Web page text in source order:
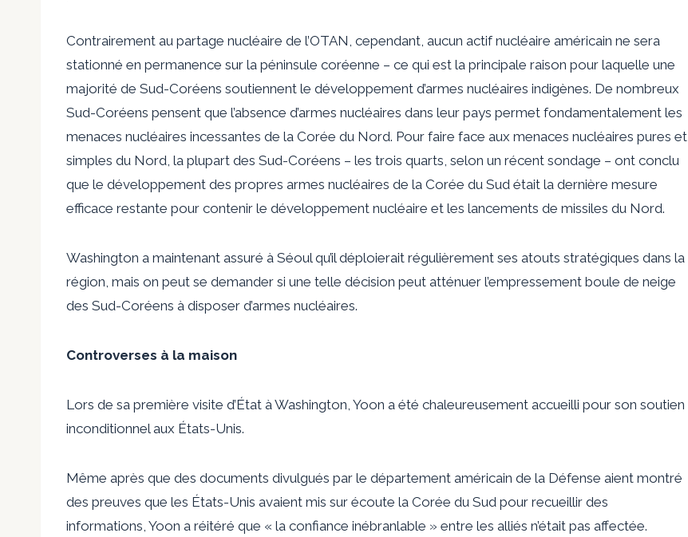
Contrairement au partage nucléaire de l’OTAN, cependant, aucun actif nucléaire américain ne sera
stationné en permanence sur la péninsule coréenne – ce qui est la principale raison pour laquelle une
majorité de Sud-Coréens soutiennent le développement d’armes nucléaires indigènes. De nombreux
Sud-Coréens pensent que l’absence d’armes nucléaires dans leur pays permet fondamentalement les
menaces nucléaires incessantes de la Corée du Nord. Pour faire face aux menaces nucléaires pures et
simples du Nord, la plupart des Sud-Coréens – les trois quarts, selon un récent sondage – ont conclu
que le développement des propres armes nucléaires de la Corée du Sud était la dernière mesure
efficace restante pour contenir le développement nucléaire et les lancements de missiles du Nord.
Washington a maintenant assuré à Séoul qu’il déploierait régulièrement ses atouts stratégiques dans la
région, mais on peut se demander si une telle décision peut atténuer l’empressement boule de neige
des Sud-Coréens à disposer d’armes nucléaires.
Controverses à la maison
Lors de sa première visite d’État à Washington, Yoon a été chaleureusement accueilli pour son soutien
inconditionnel aux États-Unis.
Même après que des documents divulgués par le département américain de la Défense aient montré
des preuves que les États-Unis avaient mis sur écoute la Corée du Sud pour recueillir des
informations, Yoon a réitéré que « la confiance inébranlable » entre les alliés n’était pas affectée.